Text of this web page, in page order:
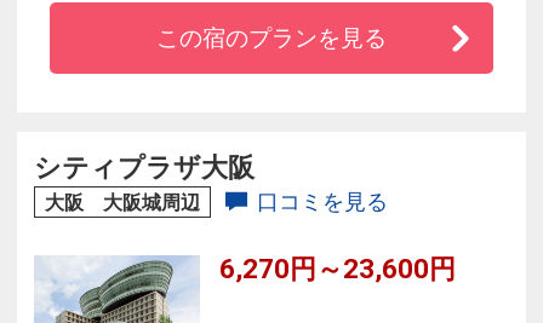
・大阪国際会議場までは徒歩３分と好立地。
・宿泊者様限定！WiFi接続！無料
この宿のプランを見る
シティプラザ大阪
大阪 大阪城周辺 口コミを見る
6,270円～23,600円